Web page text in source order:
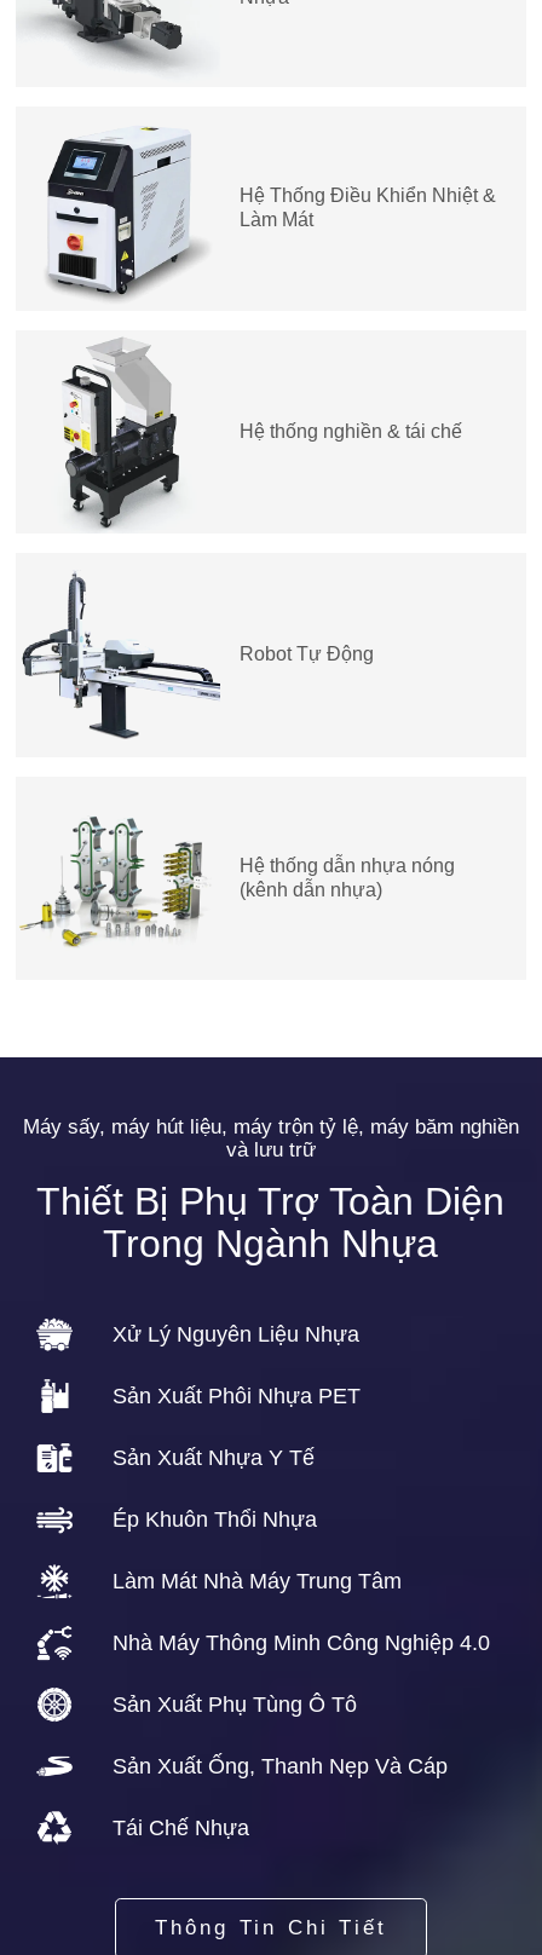
Hệ Thống Điều Khiển Nhiệt &
Làm Mát
Hệ thống nghiền & tái chế
Robot Tự Động
Hệ thống dẫn nhựa nóng
(kênh dẫn nhựa)
Máy sấy, máy hút liệu, máy trộn tỷ lệ, máy băm nghiền
và lưu trữ
Thiết Bị Phụ Trợ Toàn Diện
Trong Ngành Nhựa
Xử Lý Nguyên Liệu Nhựa
Sản Xuất Phôi Nhựa PET
Sản Xuất Nhựa Y Tế
Ép Khuôn Thổi Nhựa
Làm Mát Nhà Máy Trung Tâm
Nhà Máy Thông Minh Công Nghiệp 4.0
Sản Xuất Phụ Tùng Ô Tô
Sản Xuất Ống, Thanh Nẹp Và Cáp
Tái Chế Nhựa
Thông Tin Chi Tiết